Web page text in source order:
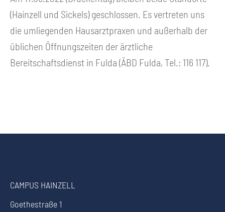
(Hainzell und Sickels) geschlossen. Es vertreten uns
die umliegenden Hausarztpraxen und außerhalb der
üblichen Öffnungszeiten der ärztliche
Bereitschaftsdienst in Fulda (ÄBD Fulda, Tel.: 116 117).
CAMPUS HAINZELL
Goethestraße 1